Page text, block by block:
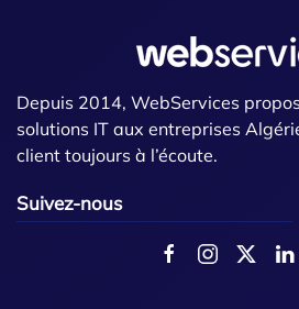
Depuis 2014, WebServices
solutions IT aux entreprises
client toujours à l’écoute.
Suivez-nous